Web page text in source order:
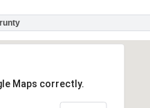
Maps correctly.